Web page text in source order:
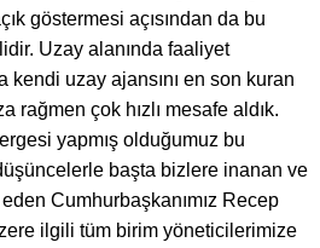
göstermesi açısından da bu
Uzay alanında faaliyet
kendi uzay ajansını en son kuran
rağmen çok hızlı mesafe aldık.
yapmış olduğumuz bu
başta bizlere inanan ve
Cumhurbaşkanımız Recep
ilgili tüm birim yöneticilerimize